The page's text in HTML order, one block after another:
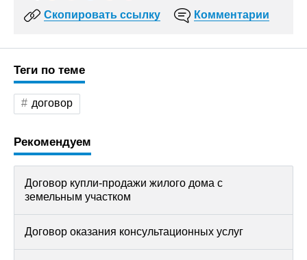
Скопировать ссылку Комментарии
Теги по теме
договор
Рекомендуем
Договор купли-продажи жилого дома с
земельным участком
Договор оказания консультационных услуг